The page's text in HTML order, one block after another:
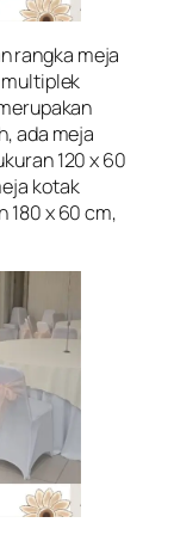
rangka meja
ada meja
120 x 60
kotak
180 x 60 cm,